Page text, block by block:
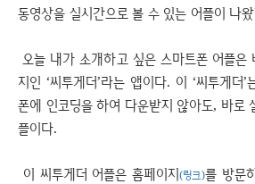
동영상을 실시간으로 볼 수 있는 어플이 나
오늘 내가 소개하고 싶은 스마트폰 어플
지인 ‘씨투게더’라는 앱이다. 이 ‘씨투게더
폰에 인코딩을 하여 다운받지 않아도, 바로
플이다.
이 씨투게더 어플은 홈페이지(링크)를 방문